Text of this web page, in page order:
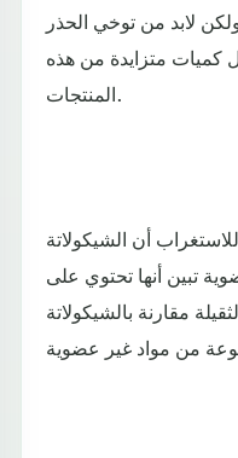
لابد من توخي الحذر
كميات متزايدة من هذه
المنتجات.
أن الشيكولاتة
تبين أنها تحتوي على
مقارنة بالشيكولاتة